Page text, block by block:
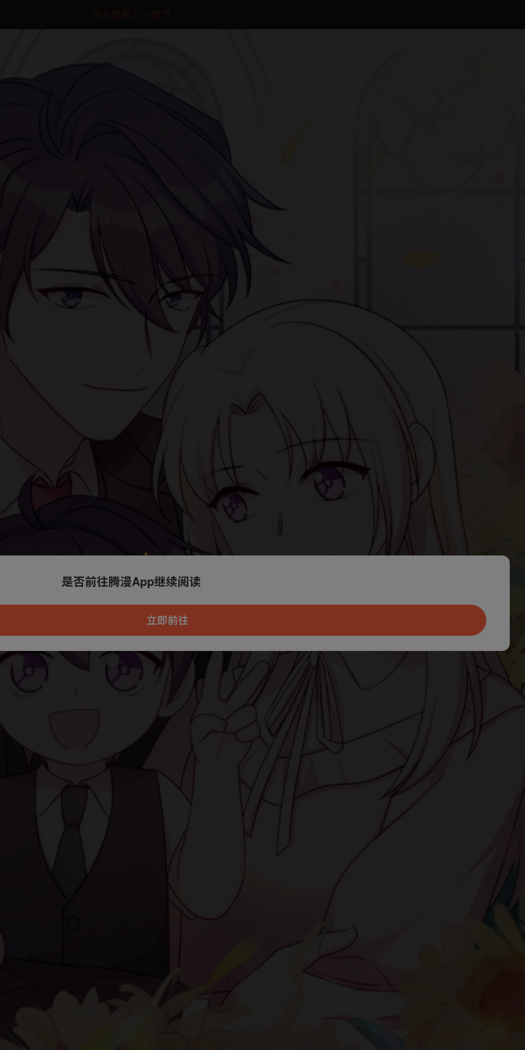
点击加载上一章节
本章节仅支持App阅读，可打开App新用
户7天免费看
是否前往腾漫App继续阅读
立即前往